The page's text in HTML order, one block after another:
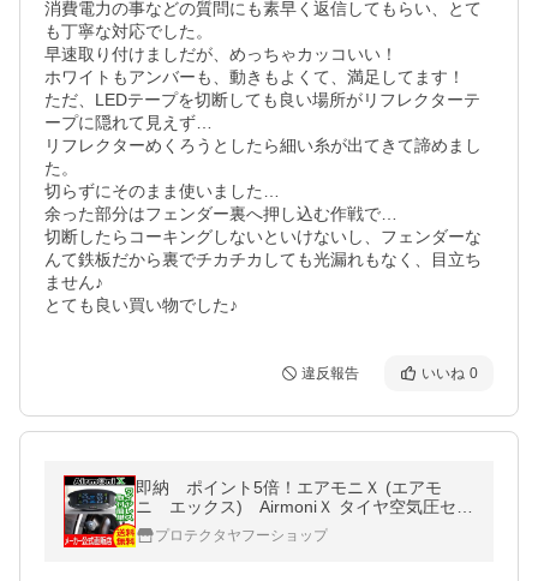
消費電力の事などの質問にも素早く返信してもらい、とて
も丁寧な対応でした。
早速取り付けましだが、めっちゃカッコいい！
ホワイトもアンバーも、動きもよくて、満足してます！
ただ、LEDテープを切断しても良い場所がリフレクターテ
ープに隠れて見えず…
リフレクターめくろうとしたら細い糸が出てきて諦めまし
た。
切らずにそのまま使いました…
余った部分はフェンダー裏へ押し込む作戦で…
切断したらコーキングしないといけないし、フェンダーな
んて鉄板だから裏でチカチカしても光漏れもなく、目立ち
ません♪
とても良い買い物でした♪
違反報告 いいね 0
即納 ポイント5倍！エアモニＸ (エアモ
ニ エックス) AirmoniＸ タイヤ空気圧セン
サー タイヤの空気圧管理にお勧め PRO-T
ECTAプロテクタヤフーショップ